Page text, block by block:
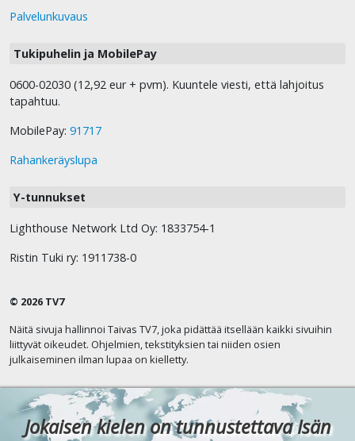
Palvelunkuvaus
Tukipuhelin ja MobilePay
0600-02030 (12,92 eur + pvm). Kuuntele viesti, että lahjoitus
tapahtuu.
MobilePay: 91717
Rahankeräyslupa
Y-tunnukset
Lighthouse Network Ltd Oy: 1833754-1
Ristin Tuki ry: 1911738-0
© 2026 TV7
Näitä sivuja hallinnoi Taivas TV7, joka pidättää itsellään kaikki sivuihin
liittyvät oikeudet. Ohjelmien, tekstityksien tai niiden osien
julkaiseminen ilman lupaa on kielletty.
Jokaisen kielen on tunnustettava Isän